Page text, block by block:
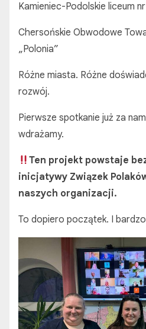
Kamieniec-Podolskie liceum nr
Chersońskie Obwodowe
„Polonia”
Różne miasta. Różne
rozwój.
Pierwsze spotkanie już za
wdrażamy.
Ten projekt powstaje
inicjatywy Związek
naszych organizacji.
To dopiero początek. I